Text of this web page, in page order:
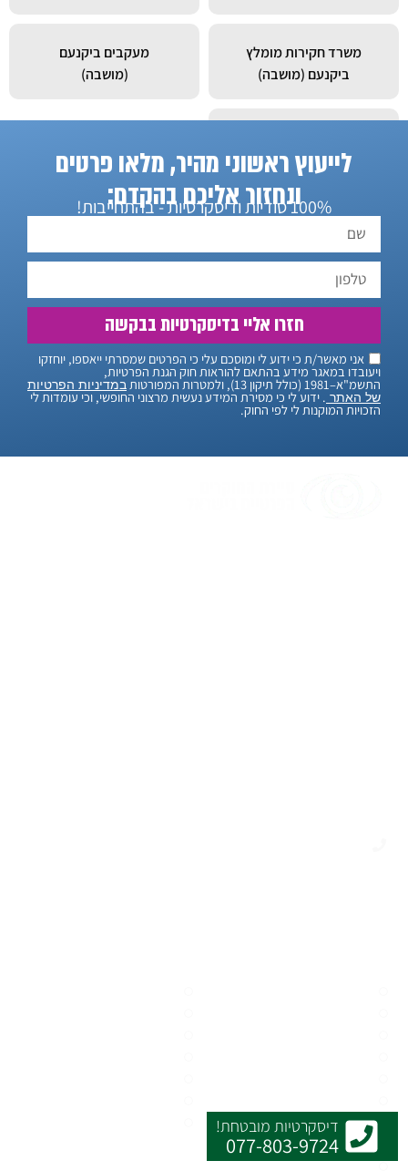
משרד חקירות מומלץ
ביקנעם (מושבה)
מעקבים ביקנעם
(מושבה)
(מושבה)
לייעוץ ראשוני מהיר, מלאו פרטים
ונחזור אליכם בהקדם:100% סודיות ודיסקרטיות - בהתחייבות!
אני מאשר/ת כי ידוע לי ומוסכם עלי כי הפרטים שמסרתי ייאספו, יוחזקו
ויעובדו במאגר מידע בהתאם להוראות חוק הגנת הפרטיות,
התשמ"א–1981 (כולל תיקון 13), ולמטרות המפורטות
במדיניות הפרטיות
של האתר . ידוע לי כי מסירת המידע נעשית מרצוני החופשי, וכי עומדות לי
הזכויות המוקנות לי לפי החוק.
חזרו אליי בדיסקרטיות בבקשה
חקירות במשפחה
שירותי חקירות
איתורים
דיסקרטיות מובטחת!
077-803-9724